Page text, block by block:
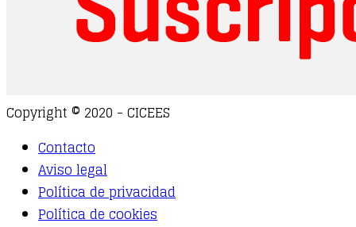
Copyright © 2020 - CICEES
Contacto
Aviso legal
Política de privacidad
Política de cookies